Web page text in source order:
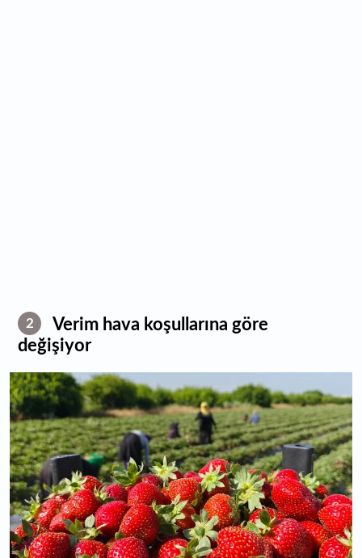
2
Verim hava koşullarına göre
değişiyor